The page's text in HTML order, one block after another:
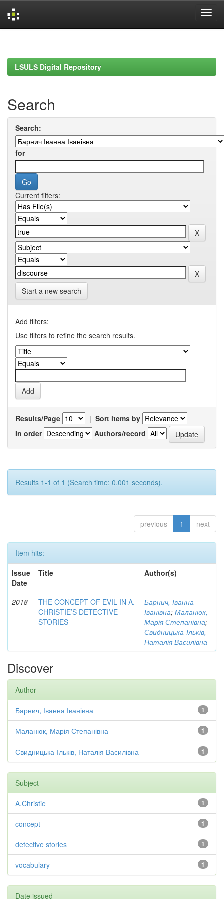
LSULS Digital Repository
Search
Search:
for
Current filters:
Start a new search
Add filters:
Use filters to refine the search results.
Results/Page | Sort items by
In order
Authors/record
Results 1-1 of 1 (Search time: 0.001 seconds).
previous 1 next
Item hits:
Issue
Date
Title Author(s)
2018
THE CONCEPT OF EVIL IN A.
CHRISTIE’S DETECTIVE
STORIES
Барнич, Іванна
Іванівна; Маланюк,
Марія Степанівна;
Свидницька-Ільків,
Наталія Василівна
Discover
Author
1
Барнич, Іванна Іванівна
1
Маланюк, Марія Степанівна
1
Свидницька-Ільків, Наталія Василівна
Subject
1
A.Christie
1
concept
1
detective stories
1
vocabulary
Date issued